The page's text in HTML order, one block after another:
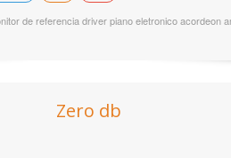
de referencia driver piano eletronico acordeon
Zero db